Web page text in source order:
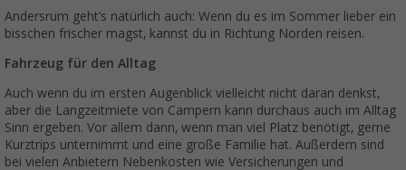
Andersrum geht’s natürlich auch: Wenn du es im Sommer lieber ein
bisschen frischer magst, kannst du in Richtung Norden reisen.
Fahrzeug für den Alltag
Auch wenn du im ersten Augenblick vielleicht nicht daran denkst,
aber die Langzeitmiete von Campern kann durchaus auch im Alltag
Sinn ergeben. Vor allem dann, wenn man viel Platz benötigt, gerne
Kurztrips unternimmt und eine große Familie hat. Außerdem sind
bei vielen Anbietern Nebenkosten wie Versicherungen und